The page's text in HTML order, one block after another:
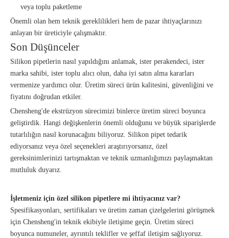
veya toplu paketleme
Önemli olan hem teknik gereklilikleri hem de pazar ihtiyaçlarınızı
anlayan bir üreticiyle çalışmaktır.
Son Düşünceler
Silikon pipetlerin nasıl yapıldığını anlamak, ister perakendeci, ister
marka sahibi, ister toplu alıcı olun, daha iyi satın alma kararları
vermenize yardımcı olur. Üretim süreci ürün kalitesini, güvenliğini ve
fiyatını doğrudan etkiler.
Chensheng'de ekstrüzyon sürecimizi binlerce üretim süreci boyunca
geliştirdik. Hangi değişkenlerin önemli olduğunu ve büyük siparişlerde
tutarlılığın nasıl korunacağını biliyoruz. Silikon pipet tedarik
ediyorsanız veya özel seçenekleri araştırıyorsanız, özel
gereksinimlerinizi tartışmaktan ve teknik uzmanlığımızı paylaşmaktan
mutluluk duyarız.
İşletmeniz için özel silikon pipetlere mi ihtiyacınız var?
Spesifikasyonları, sertifikaları ve üretim zaman çizelgelerini görüşmek
için Chensheng'in teknik ekibiyle iletişime geçin. Üretim süreci
boyunca numuneler, ayrıntılı teklifler ve şeffaf iletişim sağlıyoruz.